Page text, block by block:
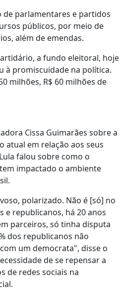
parlamentares e partidos
públicos, por meio de
além de emendas.
a fundo eleitoral, hoje
à promiscuidade na política.
milhões, R$ 60 milhões de
Cissa Guimarães sobre a
em relação aos seus
falou sobre como o
impactado o ambiente
polarizado. Não é [só] no
e republicanos, há 20 anos
parceiros, só tinha disputa
dos republicanos não
um democrata", disse o
de se repensar a
de redes sociais na